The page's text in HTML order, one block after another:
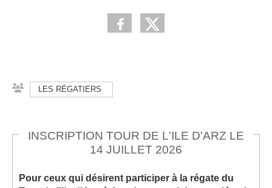
LES RÉGATIERS
INSCRIPTION TOUR DE L'ILE D'ARZ LE
14 JUILLET 2026
Pour ceux qui désirent participer à la régate du